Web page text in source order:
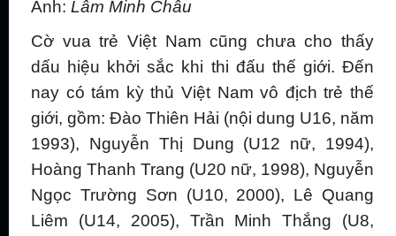
Ảnh: Lâm Minh Châu
Cờ vua trẻ Việt Nam cũng chưa cho thấy
dấu hiệu khởi sắc khi thi đấu thế giới. Đến
nay có tám kỳ thủ Việt Nam vô địch trẻ thế
giới, gồm: Đào Thiên Hải (nội dung U16, năm
1993), Nguyễn Thị Dung (U12 nữ, 1994),
Hoàng Thanh Trang (U20 nữ, 1998), Nguyễn
Ngọc Trường Sơn (U10, 2000), Lê Quang
Liêm (U14, 2005), Trần Minh Thắng (U8,